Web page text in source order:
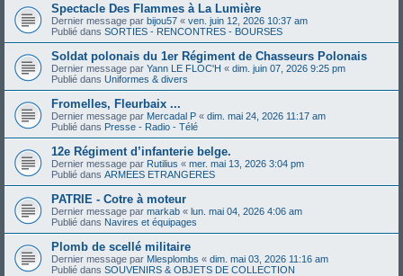
Spectacle Des Flammes à La Lumière
Dernier message par bijou57 « ven. juin 12, 2026 10:37 am
Publié dans SORTIES - RENCONTRES - BOURSES
Soldat polonais du 1er Régiment de Chasseurs Polonais
Dernier message par Yann LE FLOC'H « dim. juin 07, 2026 9:25 pm
Publié dans Uniformes & divers
Fromelles, Fleurbaix ...
Dernier message par Mercadal P « dim. mai 24, 2026 11:17 am
Publié dans Presse - Radio - Télé
12e Régiment d’infanterie belge.
Dernier message par Rutilius « mer. mai 13, 2026 3:04 pm
Publié dans ARMEES ETRANGERES
PATRIE - Cotre à moteur
Dernier message par markab « lun. mai 04, 2026 4:06 am
Publié dans Navires et équipages
Plomb de scellé militaire
Dernier message par Mlesplombs « dim. mai 03, 2026 11:16 am
Publié dans SOUVENIRS & OBJETS DE COLLECTION